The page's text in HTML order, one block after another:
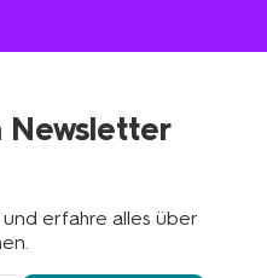
Newsletter
erfahre alles über